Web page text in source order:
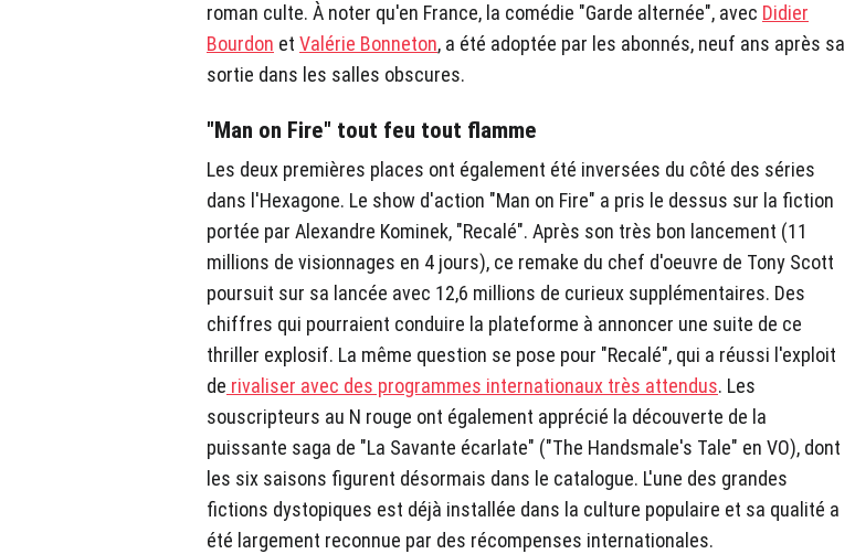
roman culte. À noter qu'en France, la comédie "Garde alternée", avec Didier
Bourdon et Valérie Bonneton, a été adoptée par les abonnés, neuf ans après sa
sortie dans les salles obscures.
"Man on Fire" tout feu tout flamme
Les deux premières places ont également été inversées du côté des séries
dans l'Hexagone. Le show d'action "Man on Fire" a pris le dessus sur la fiction
portée par Alexandre Kominek, "Recalé". Après son très bon lancement (11
millions de visionnages en 4 jours), ce remake du chef d'oeuvre de Tony Scott
poursuit sur sa lancée avec 12,6 millions de curieux supplémentaires. Des
chiffres qui pourraient conduire la plateforme à annoncer une suite de ce
thriller explosif. La même question se pose pour "Recalé", qui a réussi l'exploit
de rivaliser avec des programmes internationaux très attendus. Les
souscripteurs au N rouge ont également apprécié la découverte de la
puissante saga de "La Savante écarlate" ("The Handsmale's Tale" en VO), dont
les six saisons figurent désormais dans le catalogue. L'une des grandes
fictions dystopiques est déjà installée dans la culture populaire et sa qualité a
été largement reconnue par des récompenses internationales.